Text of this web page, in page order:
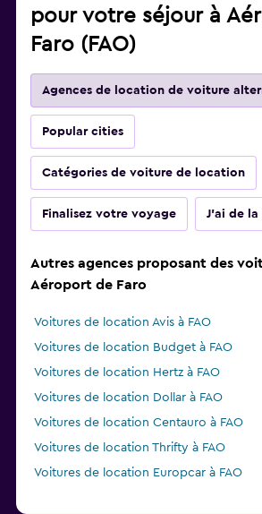
pour votre séjour à
Faro (FAO)
Agences de location de voiture
Popular cities
Catégories de voiture de location
Finalisez votre voyage J'ai de la
Autres agences proposant des
Aéroport de Faro
Voitures de location Avis à FAO
Voitures de location Budget à FAO
Voitures de location Hertz à FAO
Voitures de location Dollar à FAO
Voitures de location Centauro à FAO
Voitures de location Thrifty à FAO
Voitures de location Europcar à FAO